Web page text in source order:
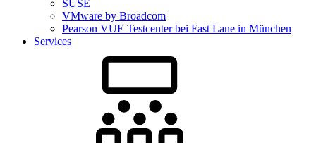
SUSE
VMware by Broadcom
Pearson VUE Testcenter bei Fast Lane in München
Services